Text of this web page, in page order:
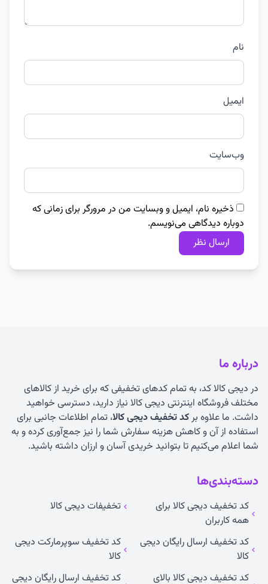
نام
ایمیل
وب‌سایت
ذخیره نام، ایمیل و وبسایت من در مرورگر برای زمانی که
دوباره دیدگاهی می‌نویسم.
درباره ما
در دیجی کالا کد، به تمام کدهای تخفیفی که برای خرید از کالاهای
مختلف فروشگاه اینترنتی دیجی کالا نیاز دارید، دسترسی خواهید
داشت. ما علاوه برکد تخفیف دیجی کالا، تمام اطلاعات جانبی برای
استفاده از آن و کاهش هزینه سفارش شما را نیز جمع‌آوری کرده و به
شما اعلام می‌کنیم تا بتوانید خریدی آسان و ارزان داشته باشید.
دسته‌بندی‌ها
کد تخفیف دیجی کالا برای
همه کاربران
تخفیفات دیجی کالا
کد تخفیف ارسال رایگان دیجی
کالا
کد تخفیف سوپرمارکت دیجی
کالا
کد تخفیف دیجی کالا بالای
کد تخفیف ارسال رایگان دیجی